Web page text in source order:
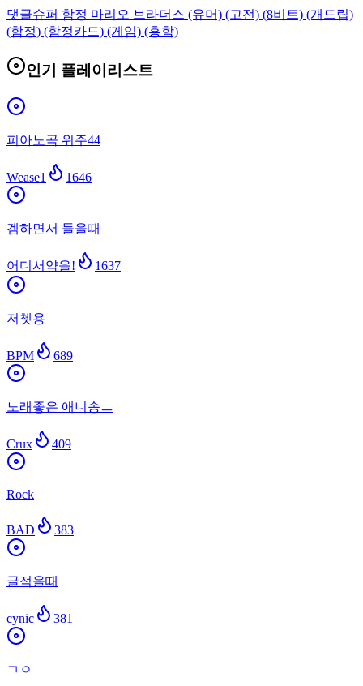
댓글슈퍼 함정 마리오 브라더스 (유머) (고전) (8비트) (개드립)
(함정) (함정카드) (게임) (흥함)
인기 플레이리스트
피아노곡 위주44
Wease1 1646
겜하면서 들을때
어디서약을! 1637
저쳇용
BPM 689
노래좋은 애니송ㅡ
Crux 409
Rock
BAD 383
글적을때
cynic 381
ㄱㅇ